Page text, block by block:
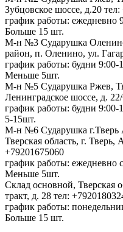
Зубцовское шоссе, д.20 тел:
график работы: ежедневно
Больше 15 шт.
М-н №3 Сударушка
район, п. Оленино, ул.
график работы: будни
Меньше 5шт.
М-н №5 Сударушка Ржев,
Ленинградское шоссе, д. 22/
график работы: будни
5-15шт.
М-н №6 Сударушка г.Тверь
Тверская область, г.
+79201675060
график работы: ежедневно
Меньше 5шт.
Склад основной, Тверская
тракт, д. 28 тел:
график работы:
Больше 15 шт.